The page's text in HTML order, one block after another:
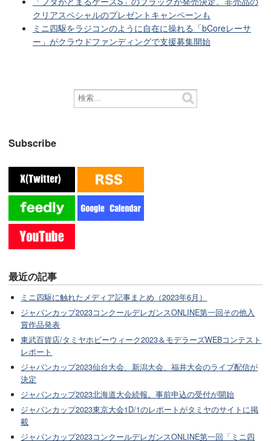
クリアスペシャルのプレゼントキャンペーンも
ミニ四駆をラジコンのように自在に操れる「bCoreレーサ
ー」がクラウドファンディングで支援募集開始
Subscribe
最近の記事
ミニ四駆に触れたメディア記事まとめ（2023年6月）
ジャパンカップ2023コンクールデレガンスONLINE第一回その他入
賞作品発表
東武百貨店/タミヤホビーウィーク2023＆モデラーズWEBコンテスト
レポート
ジャパンカップ2023仙台大会、新潟大会、福井大会のライブ配信が
決定
ジャパンカップ2023北海道大会続報。事前申込の受付が開始
ジャパンカップ2023東京大会1D/1のレポートがタミヤのサイトに掲
載
ジャパンカップ2023コンクールデレガンスONLINE第一回「ミニ四